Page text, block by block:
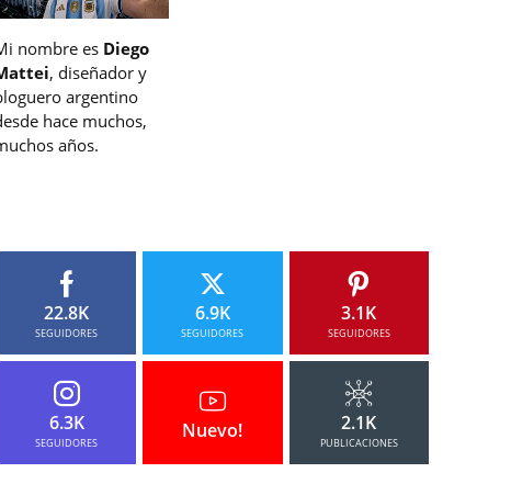
nombre es Diego
, diseñador y
argentino
hace muchos,
años.
22.8K
SEGUIDORES
6.9K
SEGUIDORES
3.1K
SEGUIDORES
6.3K
SEGUIDORES
Nuevo! 2.1K
PUBLICACIONES